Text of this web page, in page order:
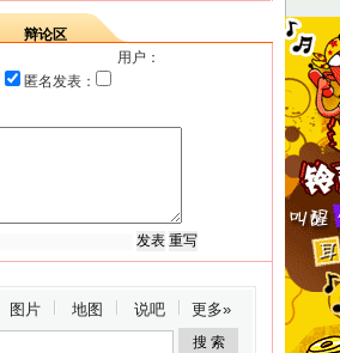
辩论区
用户：
匿名发表：
图片 地图 说吧 更多»